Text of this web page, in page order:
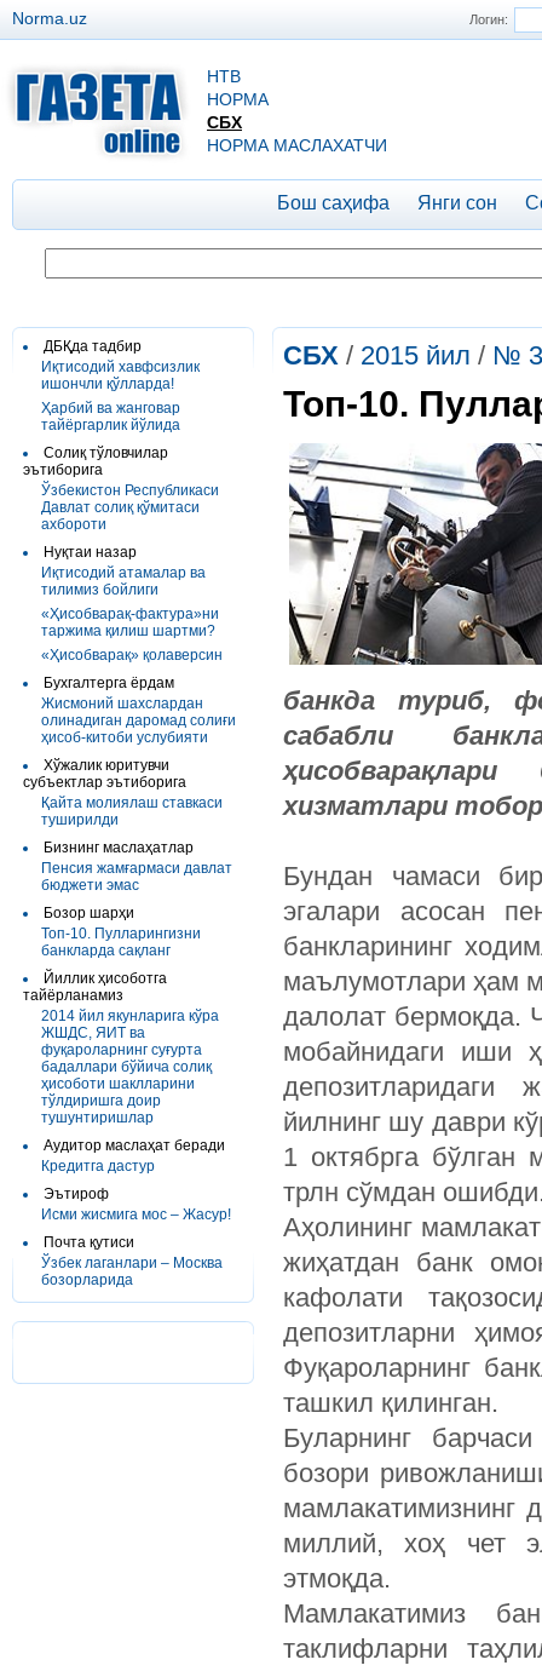
Логин:
Norma.uz
НТВ
НОРМА
СБХ
НОРМА МАСЛАХАТЧИ
Бош саҳифа Янги сон
ДБҚда тадбир
Иқтисодий хавфсизлик
ишончли қўлларда!
Ҳарбий ва жанговар
тайёргарлик йўлида
Солиқ тўловчилар
эътиборига
Ўзбекистон Республикаси
Давлат солиқ қўмитаси
ахбороти
Нуқтаи назар
Иқтисодий атамалар ва
тилимиз бойлиги
«Ҳисобварақ-фактура»ни
таржима қилиш шартми?
«Ҳисобварақ» қолаверсин
Бухгалтерга ёрдам
Жисмоний шахслардан
олинадиган даромад солиғи
ҳисоб-китоби услубияти
Хўжалик юритувчи
субъектлар эътиборига
Қайта молиялаш ставкаси
туширилди
Бизнинг маслаҳатлар
Пенсия жамғармаси давлат
бюджети эмас
Бозор шарҳи
Топ-10. Пулларингизни
банкларда сақланг
Йиллик ҳисоботга
тайёрланамиз
2014 йил якунларига кўра
ЖШДС, ЯИТ ва
фуқароларнинг суғурта
бадаллари бўйича солиқ
ҳисоботи шаклларини
тўлдиришга доир
тушунтиришлар
Аудитор маслаҳат беради
Кредитга дастур
Эътироф
Исми жисмига мос – Жасур!
Почта қутиси
Ўзбек лаганлари – Москва
бозорларида
СБХ / 2015 йил / № 3
Топ-10.
банкда туриб,
сабабли
хизматлари
Бундан чамаси
эгалари асосан
банкларининг
маълумотлари ҳам
далолат бермоқда.
мобайнидаги иши
депозитларидаги
йилнинг шу даври
1 октябрга бўлган
трлн сўмдан
Аҳолининг
жиҳатдан банк
кафолати
депозитларни
Фуқароларнинг
ташкил қилинган.
Буларнинг
бозори
мамлакатимизнинг
миллий, хоҳ чет
этмоқда.
Мамлакатимиз
таклифларни